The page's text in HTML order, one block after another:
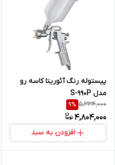
پیستوله رنگ آئوریتا کاسه رو
مدل S-990P
5,334,000
9%
4,804,000
افزودن به سبد